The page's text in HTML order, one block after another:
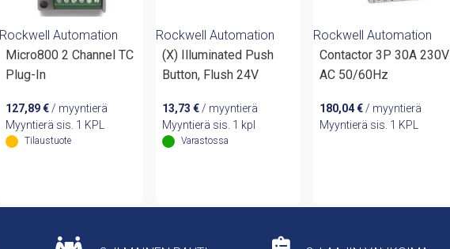
Rockwell Automation
Micro800 2 Channel TC
Plug-In
127,89€/ myyntierä
Myyntierä sis. 1 KPL
Tilaustuote
Rockwell Automation
(X) Illuminated Push
Button, Flush 24V
13,73€ / myyntierä
Myyntierä sis. 1 kpl
Varastossa
Rockwell Automation
Contactor 3P 30A 230V
AC 50/60Hz
180,04€ / myyntierä
Myyntierä sis. 1 KPL